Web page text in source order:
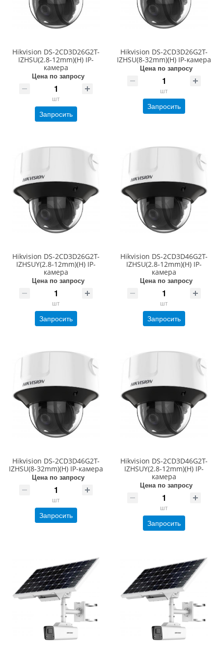
Hikvision DS-2CD3D26G2T-
IZHSU(2.8-12mm)(H) IP-
камера
Цена по запросу
шт
Запросить
Hikvision DS-2CD3D26G2T-
IZHSU(8-32mm)(H) IP-камера
Цена по запросу
шт
Запросить
Hikvision DS-2CD3D26G2T-
IZHSUY(2.8-12mm)(H) IP-
камера
Цена по запросу
шт
Запросить
Hikvision DS-2CD3D46G2T-
IZHSU(2.8-12mm)(H) IP-
камера
Цена по запросу
шт
Запросить
Hikvision DS-2CD3D46G2T-
IZHSU(8-32mm)(H) IP-камера
Цена по запросу
шт
Запросить
Hikvision DS-2CD3D46G2T-
IZHSUY(2.8-12mm)(H) IP-
камера
Цена по запросу
шт
Запросить